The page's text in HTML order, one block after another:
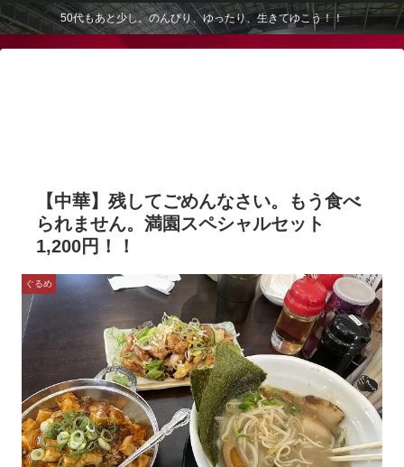
50代もあと少し。のんびり、ゆったり、生きてゆこう！！
【中華】残してごめんなさい。もう食べ
られません。満園スペシャルセット
1,200円！！
ぐるめ